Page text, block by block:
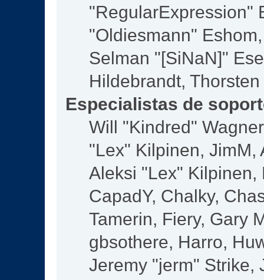
"RegularExpression"
"Oldiesmann"
Selman "[SiNaN]"
Hildebrandt,
Especialistas de
Will "Kindred"
"Lex" Kilpinen, JimM,
Aleksi "Lex" Kilpinen,
CapadY, Chalky,
Tamerin, Fiery, Gary
gbsothere, Harro,
Jeremy "jerm" Strike,